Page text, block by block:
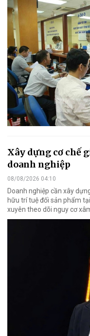
Xây dựng cơ chế
doanh nghiệp
08/08/2026 04:10
Doanh nghiệp cần xây
hữu trí tuệ đối sản phẩm
xuyên theo dõi nguy cơ